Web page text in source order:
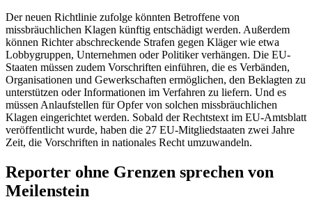
Der neuen Richtlinie zufolge könnten Betroffene von
missbräuchlichen Klagen künftig entschädigt werden. Außerdem
können Richter abschreckende Strafen gegen Kläger wie etwa
Lobbygruppen, Unternehmen oder Politiker verhängen. Die EU-
Staaten müssen zudem Vorschriften einführen, die es Verbänden,
Organisationen und Gewerkschaften ermöglichen, den Beklagten zu
unterstützen oder Informationen im Verfahren zu liefern. Und es
müssen Anlaufstellen für Opfer von solchen missbräuchlichen
Klagen eingerichtet werden. Sobald der Rechtstext im EU-Amtsblatt
veröffentlicht wurde, haben die 27 EU-Mitgliedstaaten zwei Jahre
Zeit, die Vorschriften in nationales Recht umzuwandeln.
Reporter ohne Grenzen sprechen von
Meilenstein